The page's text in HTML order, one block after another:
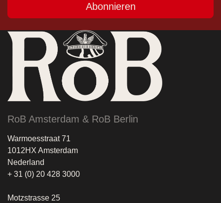
Abonnieren
RoB Amsterdam & RoB Berlin
Warmoesstraat 71
1012HX Amsterdam
Nederland
+ 31 (0) 20 428 3000
Motzstrasse 25